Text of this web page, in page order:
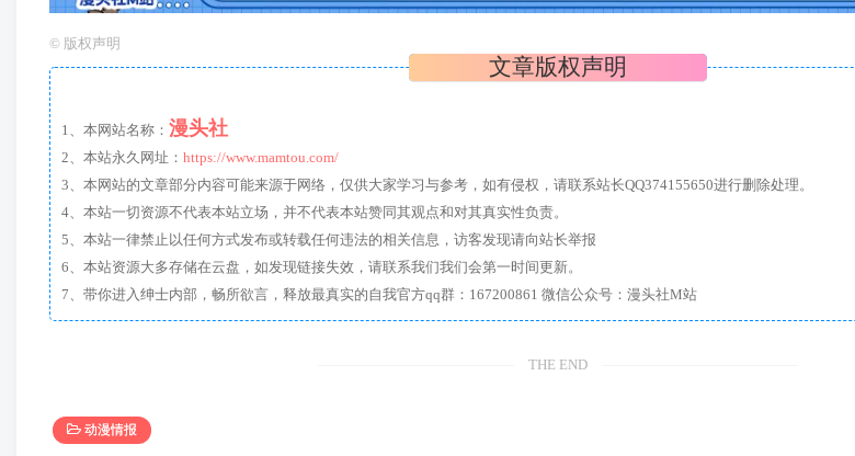
© 版权声明
文章版权声明
1、本网站名称： 漫头社
2、本站永久网址： https://www.mamtou.com/
3、本网站的文章部分内容可能来源于网络，仅供大家学习与参考，如有侵权，请联系站长QQ374155650进行删除处理。
4、本站一切资源不代表本站立场，并不代表本站赞同其观点和对其真实性负责。
5、本站一律禁止以任何方式发布或转载任何违法的相关信息，访客发现请向站长举报
6、本站资源大多存储在云盘，如发现链接失效，请联系我们我们会第一时间更新。
7、带你进入绅士内部，畅所欲言，释放最真实的自我官方qq群：167200861 微信公众号：漫头社M站
THE END
动漫情报